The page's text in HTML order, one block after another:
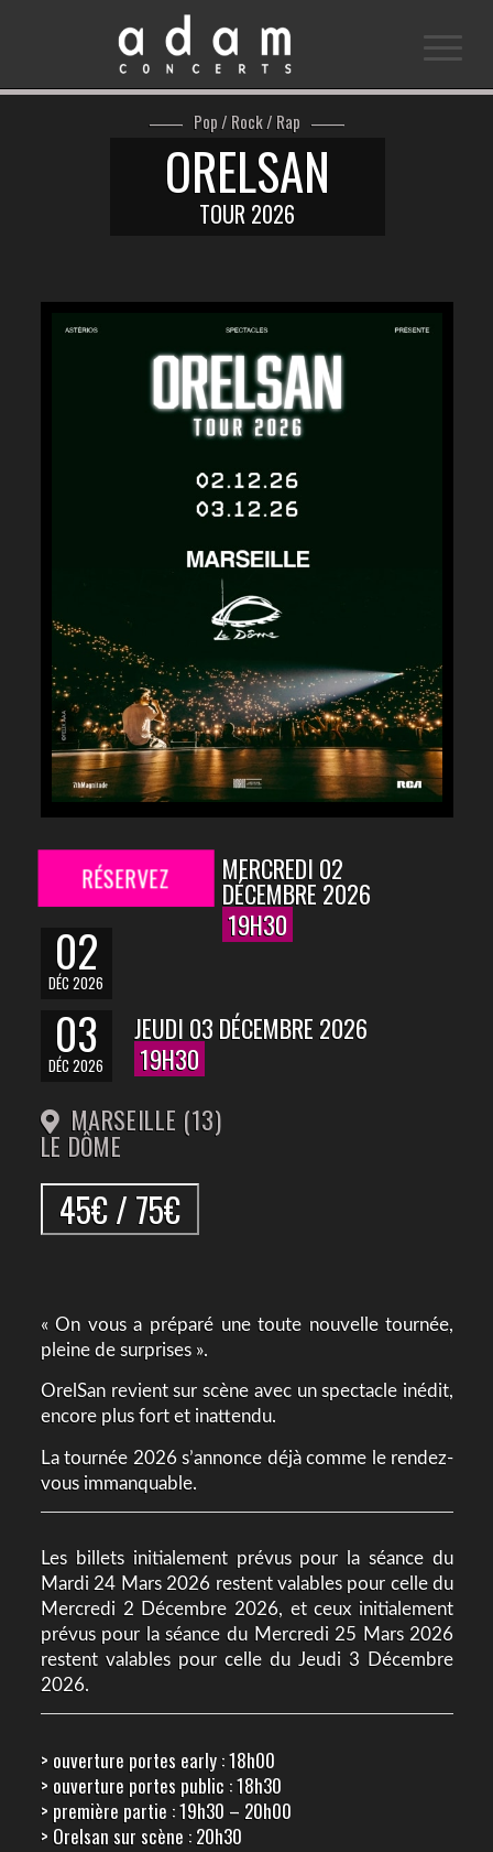
Pop / Rock / Rap
ORELSAN
TOUR 2026
RÉSERVEZ
02
DÉC 2026
MERCREDI 02
DÉCEMBRE 2026
19H30
03
DÉC 2026
JEUDI 03 DÉCEMBRE 2026
19H30
MARSEILLE (13)
LE DÔME
45€ / 75€
« On vous a préparé une toute nouvelle tournée,
pleine de surprises ».
OrelSan revient sur scène avec un spectacle inédit,
encore plus fort et inattendu.
La tournée 2026 s’annonce déjà comme le rendez-
vous immanquable.
Les billets initialement prévus pour la séance du
Mardi 24 Mars 2026 restent valables pour celle du
Mercredi 2 Décembre 2026, et ceux initialement
prévus pour la séance du Mercredi 25 Mars 2026
restent valables pour celle du Jeudi 3 Décembre
2026.
> ouverture portes early : 18h00
> ouverture portes public : 18h30
> première partie : 19h30 – 20h00
> Orelsan sur scène : 20h30